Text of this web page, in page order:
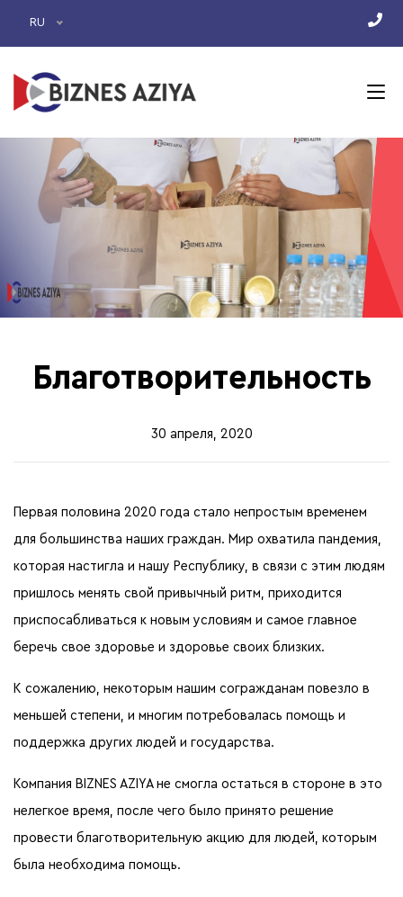
RU
Благотворительность
30 апреля, 2020
Первая половина 2020 года стало непростым временем
для большинства наших граждан. Мир охватила пандемия,
которая настигла и нашу Республику, в связи с этим людям
пришлось менять свой привычный ритм, приходится
приспосабливаться к новым условиям и самое главное
беречь свое здоровье и здоровье своих близких.
К сожалению, некоторым нашим согражданам повезло в
меньшей степени, и многим потребовалась помощь и
поддержка других людей и государства.
Компания BIZNES AZIYA не смогла остаться в стороне в это
нелегкое время, после чего было принято решение
провести благотворительную акцию для людей, которым
была необходима помощь.